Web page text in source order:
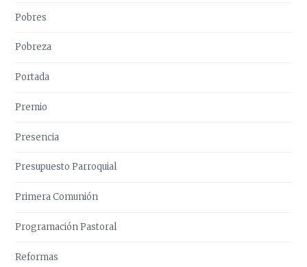
Pobres
Pobreza
Portada
Premio
Presencia
Presupuesto Parroquial
Primera Comunión
Programación Pastoral
Reformas